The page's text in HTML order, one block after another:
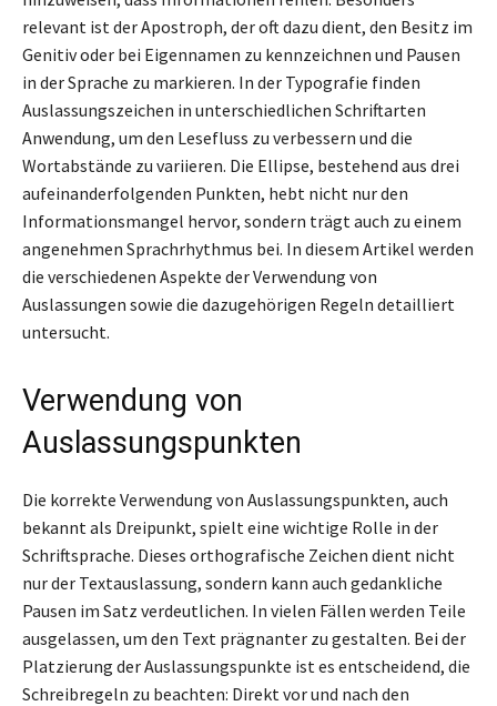
relevant ist der Apostroph, der oft dazu dient, den Besitz im
Genitiv oder bei Eigennamen zu kennzeichnen und Pausen
in der Sprache zu markieren. In der Typografie finden
Auslassungszeichen in unterschiedlichen Schriftarten
Anwendung, um den Lesefluss zu verbessern und die
Wortabstände zu variieren. Die Ellipse, bestehend aus drei
aufeinanderfolgenden Punkten, hebt nicht nur den
Informationsmangel hervor, sondern trägt auch zu einem
angenehmen Sprachrhythmus bei. In diesem Artikel werden
die verschiedenen Aspekte der Verwendung von
Auslassungen sowie die dazugehörigen Regeln detailliert
untersucht.
Verwendung von
Auslassungspunkten
Die korrekte Verwendung von Auslassungspunkten, auch
bekannt als Dreipunkt, spielt eine wichtige Rolle in der
Schriftsprache. Dieses orthografische Zeichen dient nicht
nur der Textauslassung, sondern kann auch gedankliche
Pausen im Satz verdeutlichen. In vielen Fällen werden Teile
ausgelassen, um den Text prägnanter zu gestalten. Bei der
Platzierung der Auslassungspunkte ist es entscheidend, die
Schreibregeln zu beachten: Direkt vor und nach den